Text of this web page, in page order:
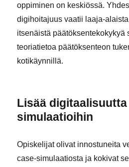
oppiminen on keskiössä.
digihoitajuus vaatii laaja-
itsenäistä päätöksentekokykyä
teoriatietoa päätöksenteon
kotikäynnillä.
Lisää digitaalisuutta
simulaatioihin
Opiskelijat olivat innostuneita
case-simulaatiosta ja kokivat